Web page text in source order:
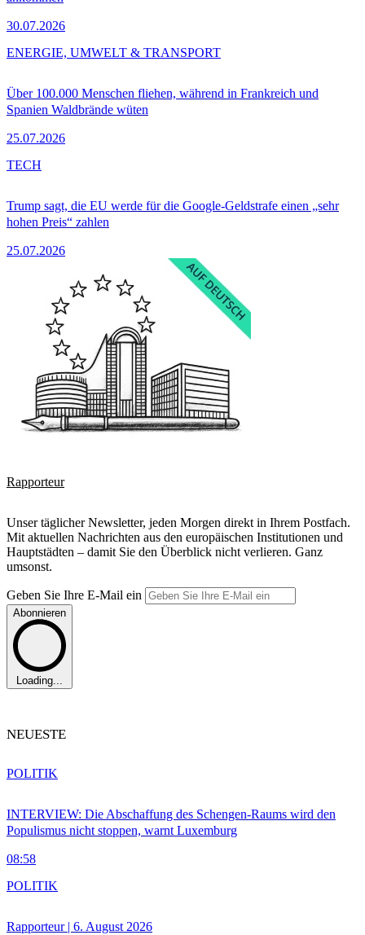
30.07.2026
Über 100.000 Menschen fliehen, während in Frankreich und
Spanien Waldbrände wüten
25.07.2026
ENERGIE, UMWELT & TRANSPORT
Trump sagt, die EU werde für die Google-Geldstrafe einen „sehr
hohen Preis“ zahlen
25.07.2026
TECH
Rapporteur
Unser täglicher Newsletter, jeden Morgen direkt in Ihrem Postfach.
Mit aktuellen Nachrichten aus den europäischen Institutionen und
Hauptstädten – damit Sie den Überblick nicht verlieren. Ganz
umsonst.
Geben Sie Ihre E-Mail ein
Abonnieren
Loading...
NEUESTE
INTERVIEW: Die Abschaffung des Schengen-Raums wird den
Populismus nicht stoppen, warnt Luxemburg
08:58
POLITIK
Rapporteur | 6. August 2026
POLITIK